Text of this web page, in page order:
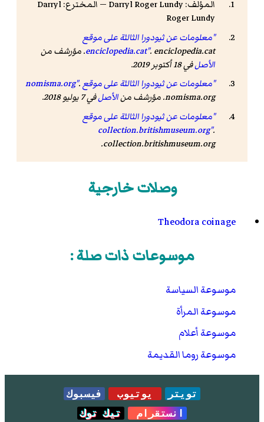
المؤلف: Darryl Roger Lundy — المخترع: Darryl
Roger Lundy
"معلومات عن ثيودورا الثالثة على موقع
enciclopedia.cat". enciclopedia.cat. مؤرشف من
الأصلفي 18 أكتوبر 2019.
"معلومات عن ثيودورا الثالثة على موقع nomisma.org".
nomisma.org. مؤرشف من
الأصلفي 7 يوليو 2018.
"معلومات عن ثيودورا الثالثة على موقع
collection.britishmuseum.org".
collection.britishmuseum.org.
وصلات خارجية
Theodora coinage
موسوعات ذات صلة :
موسوعة السياسة
موسوعة المرأة
موسوعة أعلام
موسوعة روما القديمة
تويتر يوتيوب
فيسبوك
انستقرام
تيك توك